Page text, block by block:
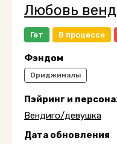
Любовь
Гет В процессе
Фэндом
Ориджиналы
Пэйринг и
Вендиго/девушка
Дата обновления